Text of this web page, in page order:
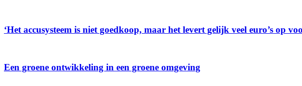
‘Het accusysteem is niet goedkoop, maar het levert gelijk veel euro’s op
Een groene ontwikkeling in een groene omgeving